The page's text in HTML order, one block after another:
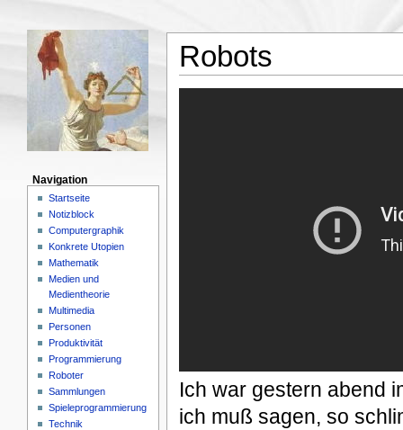
Robots
Ich war gestern abend
ich muß sagen, so
Navigation
Startseite
Notizblock
Computergraphik
Konkrete Utopien
Mathematik
Medien und
Medientheorie
Multimedia
Personen
Produktivität
Programmierung
Roboter
Sammlungen
Spieleprogrammierung
Technik